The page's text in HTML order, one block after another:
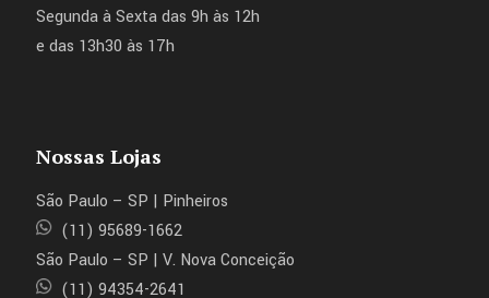
Segunda à Sexta das 9h às 12h
e das 13h30 às 17h
Nossas Lojas
São Paulo – SP | Pinheiros
(11) 95689-1662
São Paulo – SP | V. Nova Conceição
(11) 94354-2641